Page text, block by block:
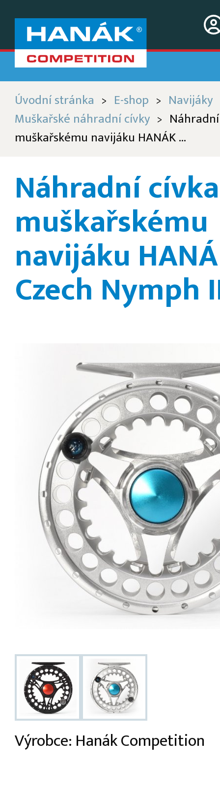
Úvodní stránka > E-shop > Navijáky
Muškařské náhradní cívky >
muškařskému navijáku HANÁK ...
Náhradní
muškařskému
navijáku
Czech Nymph
Výrobce: Hanák Competition